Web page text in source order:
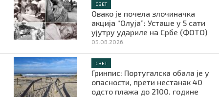
СВЕТ
Овако је почела злочиначка
акција “Олуја”: Усташе у 5 сати
ујутру удариле на Србе (ФОТО)
05.08.2026.
СВЕТ
Гринпис: Португалска обала је у
опасности, прети нестанак 40
одсто плажа до 2100. године